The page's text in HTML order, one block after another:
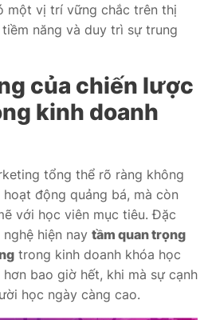
một vị trí vững chắc trên thị
năng và duy trì sự trung
của chiến lược
kinh doanh
tổng thể rõ ràng không
động quảng bá, mà còn
với học viên mục tiêu. Đặc
hiện nay tầm quan trọng
trong kinh doanh khóa học
bao giờ hết, khi mà sự cạnh
học ngày càng cao.